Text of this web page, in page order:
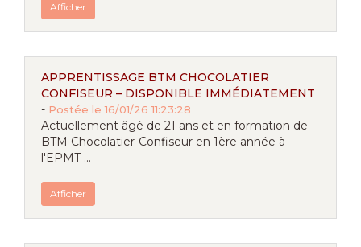
Afficher
APPRENTISSAGE BTM CHOCOLATIER
CONFISEUR – DISPONIBLE IMMÉDIATEMENT
- Postée le 16/01/26 11:23:28
Actuellement âgé de 21 ans et en formation de
BTM Chocolatier-Confiseur en 1ère année à
l'EPMT ...
Afficher